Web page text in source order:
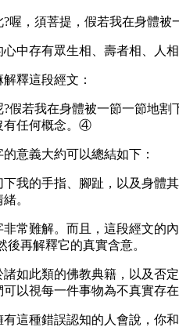
，須菩提，假若我在身體被一
存有眾生相、壽者相、人相
釋這段經文：
若我在身體被一節一節地割下
有任何概念。④
義大約可以總結如下：
的手指、腳趾，以及身體其
。
難解。而且，這段經文的內
後再解釋它的真實含意。
此類的佛教典籍，以及否定“
以視每一件事物為不真實存
種錯誤認知的人會說，你和